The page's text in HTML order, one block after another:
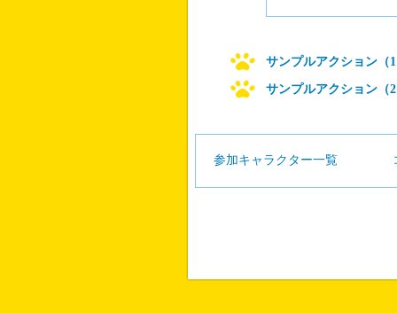
サンプルアクション（
サンプルアクション（
参加キャラクター一覧